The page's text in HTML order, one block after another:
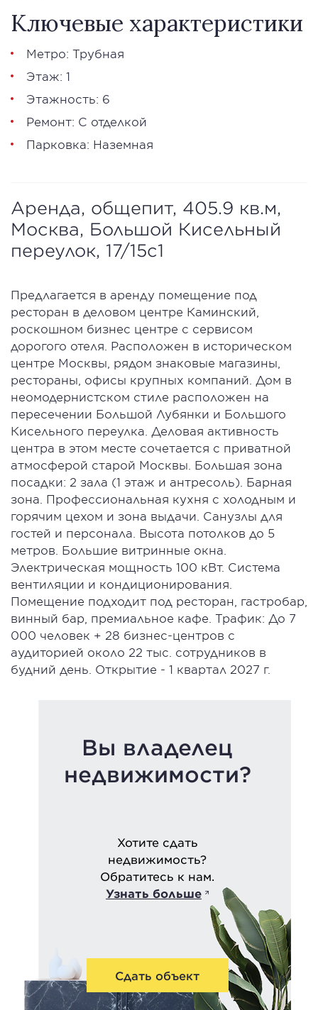
Ключевые характеристики
Метро: Трубная
Этаж: 1
Этажность: 6
Ремонт: С отделкой
Парковка: Наземная
Аренда, общепит, 405.9 кв.м,
Москва, Большой Кисельный
переулок, 17/15с1
Предлагается в аренду помещение под
ресторан в деловом центре Каминский,
роскошном бизнес центре с сервисом
дорогого отеля. Расположен в историческом
центре Москвы, рядом знаковые магазины,
рестораны, офисы крупных компаний. Дом в
неомодернистском стиле расположен на
пересечении Большой Лубянки и Большого
Кисельного переулка. Деловая активность
центра в этом месте сочетается с приватной
атмосферой старой Москвы. Большая зона
посадки: 2 зала (1 этаж и антресоль). Барная
зона. Профессиональная кухня с холодным и
горячим цехом и зона выдачи. Санузлы для
гостей и персонала. Высота потолков до 5
метров. Большие витринные окна.
Электрическая мощность 100 кВт. Система
вентиляции и кондиционирования.
Помещение подходит под ресторан, гастробар,
винный бар, премиальное кафе. Трафик: До 7
000 человек + 28 бизнес-центров с
аудиторией около 22 тыс. сотрудников в
будний день. Открытие - 1 квартал 2027 г.
Вы владелец
недвижимости?
Хотите сдать
недвижимость?
Обратитесь к нам.
Узнать больше
Сдать объект